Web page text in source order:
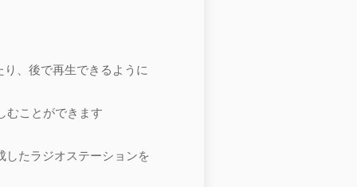
、後で再生できるように
むことができます
したラジオステーションを